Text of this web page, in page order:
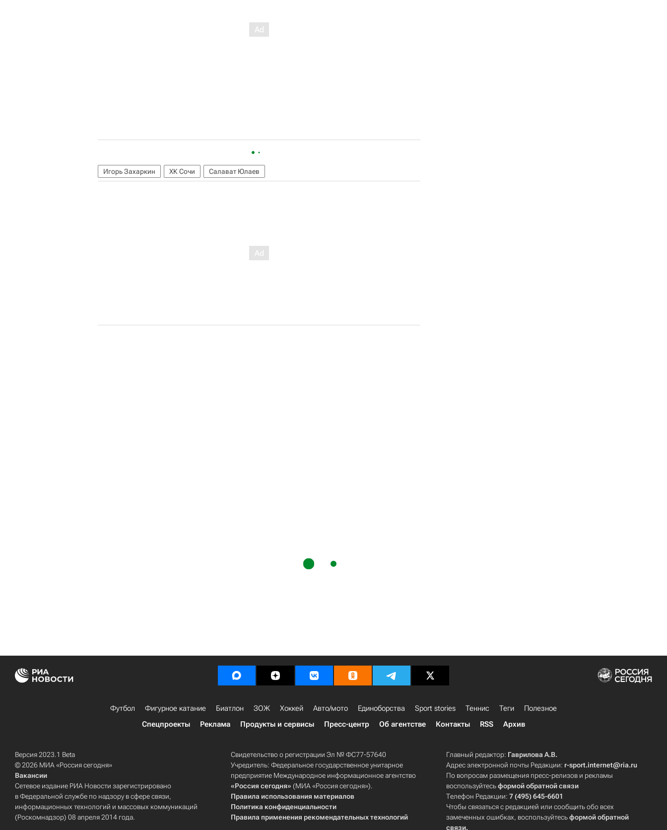
Игорь Захаркин ХК Сочи Салават Юлаев
Футбол Фигурное катание Биатлон ЗОЖ Хоккей Авто/мото Единоборства Sport stories Теннис Теги
Полезное
Спецпроекты
Реклама Продукты и сервисы Пресс-центр Об агентстве Контакты RSS Архив
Версия 2023.1 Beta
© 2026 МИА «Россия сегодня»
Вакансии
Сетевое издание РИА Новости зарегистрировано
в Федеральной службе по надзору в сфере связи,
информационных технологий и массовых коммуникаций
(Роскомнадзор) 08 апреля 2014 года.
Свидетельство о регистрации Эл № ФС77-57640
Учредитель: Федеральное государственное унитарное
предприятие Международное информационное агентство
«Россия сегодня» (МИА «Россия сегодня»).
Правила использования материалов
Политика конфиденциальности
Правила применения рекомендательных технологий
Главный редактор: Гаврилова А.В.
Адрес электронной почты Редакции: r-sport.internet@ria.ru
По вопросам размещения пресс-релизов и рекламы
воспользуйтесьформой обратной связи
Телефон Редакции:7 (495) 645-6601
Чтобы связаться с редакцией или сообщить обо всех
замеченных ошибках, воспользуйтесьформой обратной
связи.